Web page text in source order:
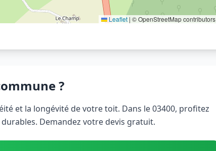
Leaflet | © OpenStreetMap contributors
?
et la longévité de votre toit. Dans le 03400, profitez
Demandez votre devis gratuit.